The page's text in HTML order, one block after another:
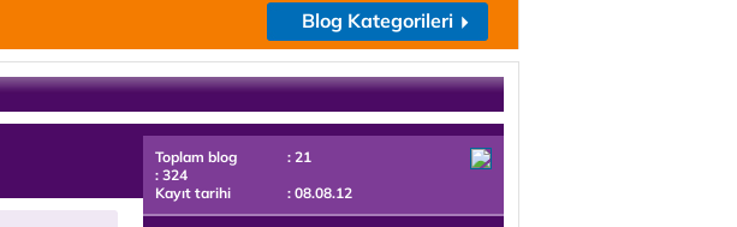
Blog Kategorileri
Toplam blog
: 21
: 324
Kayıt tarihi
: 08.08.12